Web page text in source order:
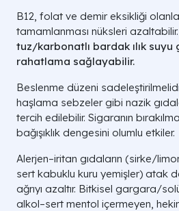
B12, folat ve demir eksikliği
tamamlanması nüksleri azaltabilir.
tuz/karbonatlı bardak ılık suyu
rahatlama sağlayabilir.
Beslenme düzeni
haşlama sebzeler gibi nazik
tercih edilebilir. Sigaranın
bağışıklık dengesini olumlu etkiler.
Alerjen–iritan gıdaların (sirke/
sert kabuklu kuru yemişler) atak
ağrıyı azaltır. Bitkisel gargara/
alkol–sert mentol içermeyen,